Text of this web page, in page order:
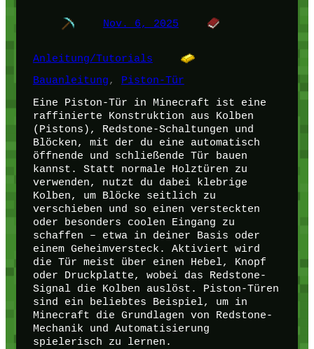
Nov. 6, 2025
Anleitung/Tutorials
Bauanleitung, Piston-Tür
Eine Piston-Tür in Minecraft ist eine
raffinierte Konstruktion aus Kolben
(Pistons), Redstone-Schaltungen und
Blöcken, mit der du eine automatisch
öffnende und schließende Tür bauen
kannst. Statt normale Holztüren zu
verwenden, nutzt du dabei klebrige
Kolben, um Blöcke seitlich zu
verschieben und so einen versteckten
oder besonders coolen Eingang zu
schaffen – etwa in deiner Basis oder
einem Geheimversteck. Aktiviert wird
die Tür meist über einen Hebel, Knopf
oder Druckplatte, wobei das Redstone-
Signal die Kolben auslöst. Piston-Türen
sind ein beliebtes Beispiel, um in
Minecraft die Grundlagen von Redstone-
Mechanik und Automatisierung
spielerisch zu lernen.